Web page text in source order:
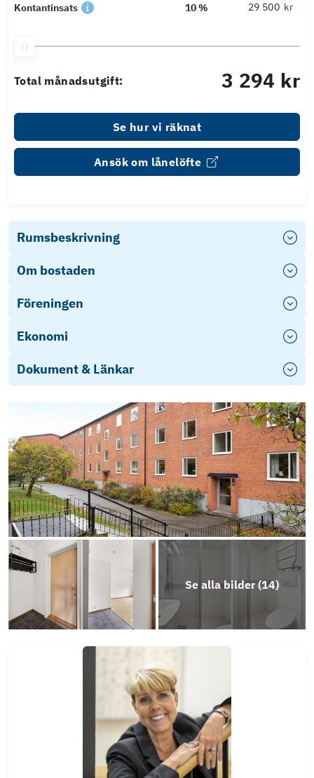
Kontantinsats 10 % kr
Total månadsutgift: 3 294 kr
Se hur vi räknat
Ansök om lånelöfte
Rumsbeskrivning
Om bostaden
Föreningen
Ekonomi
Dokument & Länkar
Energideklaration Långakärrvägen 6
Stadgar Karlshamnshus nr. 7
Energideklaration Surbrunnsvägen 7, 9 11
RB_BRF_Karlshamnshus_7-Årsredovisning-20
Objektsbeskrivning
Se alla bilder (14)